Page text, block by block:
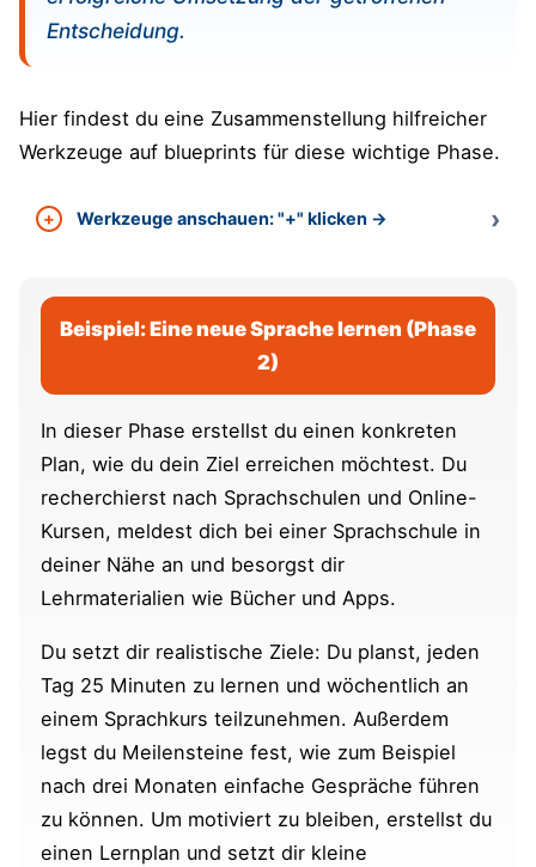
Entscheidung.
Hier findest du eine Zusammenstellung hilfreicher
Werkzeuge auf blueprints für diese wichtige Phase.
Werkzeuge anschauen: "+" klicken →
Beispiel: Eine neue Sprache lernen (Phase
2)
In dieser Phase erstellst du einen konkreten
Plan, wie du dein Ziel erreichen möchtest. Du
recherchierst nach Sprachschulen und Online-
Kursen, meldest dich bei einer Sprachschule in
deiner Nähe an und besorgst dir
Lehrmaterialien wie Bücher und Apps.
Du setzt dir realistische Ziele: Du planst, jeden
Tag 25 Minuten zu lernen und wöchentlich an
einem Sprachkurs teilzunehmen. Außerdem
legst du Meilensteine fest, wie zum Beispiel
nach drei Monaten einfache Gespräche führen
zu können. Um motiviert zu bleiben, erstellst du
einen Lernplan und setzt dir kleine